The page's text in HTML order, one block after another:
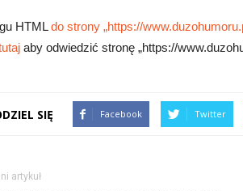
HTMLdo strony „https://
aby odwiedzić stronę „https://
SIĘ Facebook Twitter
artykuł